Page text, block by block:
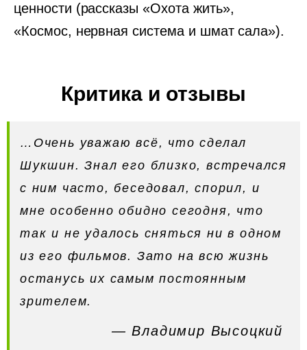
ценности (рассказы «Охота жить»,
«Космос, нервная система и шмат сала»).
Критика и отзывы
…Очень уважаю всё, что сделал
Шукшин. Знал его близко, встречался
с ним часто, беседовал, спорил, и
мне особенно обидно сегодня, что
так и не удалось сняться ни в одном
из его фильмов. Зато на всю жизнь
останусь их самым постоянным
зрителем.
— Владимир Высоцкий